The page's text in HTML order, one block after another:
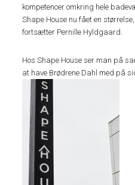
kompetencer omkring hele
Shape House nu fået en
fortsætter Pernille Hyldgaard.
Hos Shape House ser man på
at have Brødrene Dahl med på